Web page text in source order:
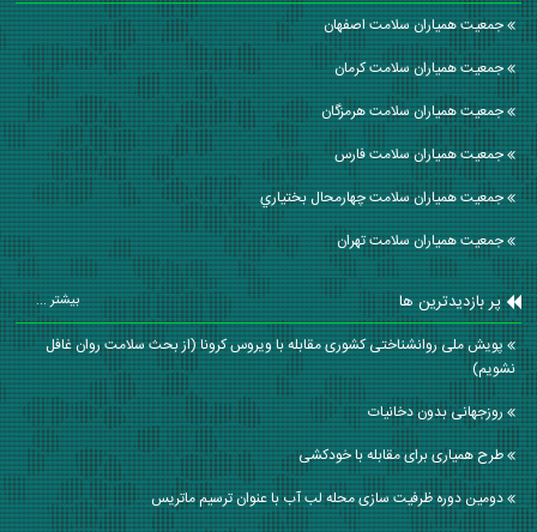
جمعیت همیاران سلامت اصفهان
جمعیت همیاران سلامت كرمان
جمعیت همیاران سلامت هرمزگان
جمعیت همیاران سلامت فارس
جمعیت همیاران سلامت چهارمحال بختياري
جمعیت همیاران سلامت تهران
پر بازدیدترین ها بیشتر ...
پویش ملی روانشناختی کشوری مقابله با ویروس کرونا (از بحث سلامت روان غافل
نشویم)
روزجهانی بدون دخانیات
طرح همیاری برای مقابله با خودکشی
دومین دوره ظرفیت سازی محله لب آب با عنوان ترسیم ماتریس